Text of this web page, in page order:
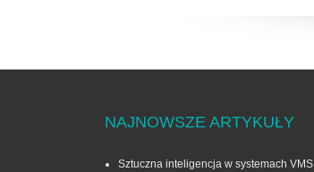
NAJNOWSZE ARTYKUŁY
Sztuczna inteligencja w systemach VMS